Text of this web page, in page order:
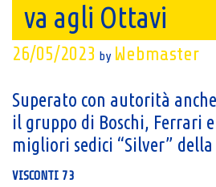
va agli Ottavi
26/05/2023 by Webmaster
Superato con autorità
il gruppo di Boschi, Ferrari
migliori sedici “Silver”
VISCONTI 73